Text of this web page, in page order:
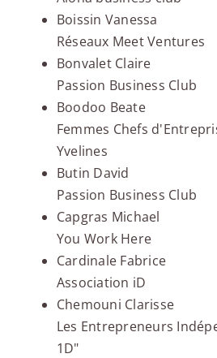
Boissin Vanessa
Réseaux Meet Ventures
Bonvalet Claire
Passion Business Club
Boodoo Beate
Femmes Chefs
Yvelines
Butin David
Passion Business Club
Capgras Michael
You Work Here
Cardinale Fabrice
Association iD
Chemouni Clarisse
Les Entrepreneurs
1D"